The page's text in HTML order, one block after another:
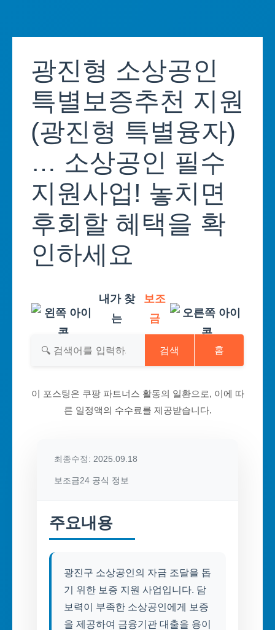
content광진형 소상공인
특별보증추천 지원
(광진형 특별융자)
… 소상공인 필수
지원사업! 놓치면
후회할 혜택을 확
인하세요
내가 찾
는
보조
금
검색 홈
이 포스팅은 쿠팡 파트너스 활동의 일환으로, 이에 따
른 일정액의 수수료를 제공받습니다.
최종수정: 2025.09.18
보조금24 공식 정보
주요내용
광진구 소상공인의 자금 조달을 돕
기 위한 보증 지원 사업입니다. 담
보력이 부족한 소상공인에게 보증
을 제공하여 금융기관 대출을 용이